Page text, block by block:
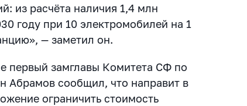
из расчёта наличия 1,4 млн
году при 10 электромобилей на 1
— заметил он.
первый замглавы Комитета СФ по
Абрамов сообщил, что направит в
ограничить стоимость